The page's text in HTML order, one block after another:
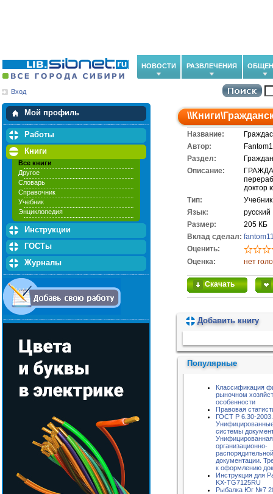
НОВОСТИ РАЗВЛЕЧЕНИЯ
Вход
Мой профиль
Мои закладки
Работы
Книги
Все книги
Другое
Словарь
Справочник
Учебник
Энциклопедия
Инструкции
ГОСТы
Журналы
\\Книги\
Название:
Автор:
Раздел:
Описание:
доктор
Тип:
Учебник
Язык:
русский
Размер:
205 КБ
Вклад сделал:
Оценить:
Оценка:
нет
Скачать
Добавить книгу
Популярные
Классификация
рыночном
особенности
Правовая
ГОСТ Р 6.30-2003.
системы
организационно-
распорядительной
документации.
к оформлению
Инструкция для
KX-TG7125RU
Рыбалка Юг №7